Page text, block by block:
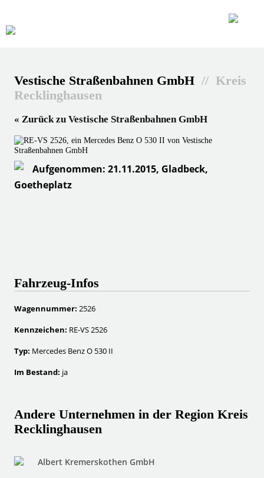
Vestische Straßenbahnen GmbH // Kreis
Recklinghausen
« Zurück zu Vestische Straßenbahnen GmbH
Aufgenommen: 21.11.2015, Gladbeck,
Goetheplatz
Fahrzeug-Infos
Wagennummer: 2526
Kennzeichen: RE-VS 2526
Typ: Mercedes Benz O 530 II
Im Bestand: ja
Andere Unternehmen in der Region Kreis
Recklinghausen
Albert Kremerskothen GmbH